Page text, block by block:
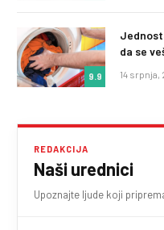
9.9
da se
14 srpnja,
REDAKCIJA
Naši urednici
Upoznajte ljude koji